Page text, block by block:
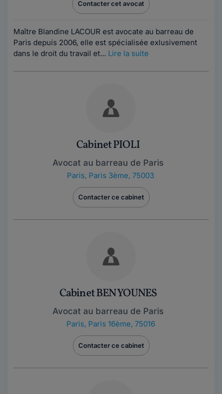
Contacter cet avocat
Maître Blandine LACOUR est avocate au barreau de
Paris depuis 2006, elle est spécialisée exlusivement
dans le droit du travail et... Lire la suite
Cabinet PIOLI
Avocat au barreau de Paris
Paris, Paris 3ème, 75003
Contacter ce cabinet
Cabinet BEN YOUNES
Avocat au barreau de Paris
Paris, Paris 16ème, 75016
Contacter ce cabinet